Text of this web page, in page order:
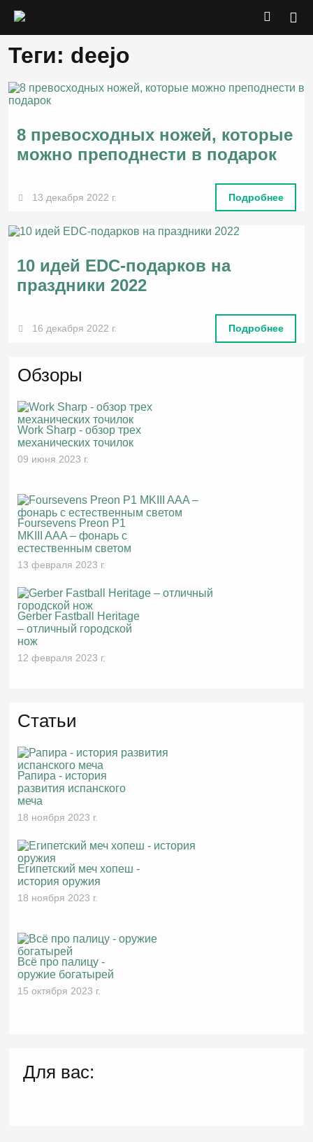
Теги: deejo
8 превосходных ножей, которые
можно преподнести в подарок
13 декабря 2022 г. Подробнее
10 идей EDC-подарков на
праздники 2022
16 декабря 2022 г. Подробнее
Обзоры
Work Sharp - обзор трех
механических точилок
09 июня 2023 г.
Foursevens Preon P1
MKIII AAA – фонарь с
естественным светом
13 февраля 2023 г.
Gerber Fastball Heritage
– отличный городской
нож
12 февраля 2023 г.
Статьи
Рапира - история
развития испанского
меча
18 ноября 2023 г.
Египетский меч хопеш -
история оружия
18 ноября 2023 г.
Всё про палицу -
оружие богатырей
15 октября 2023 г.
Для вас: